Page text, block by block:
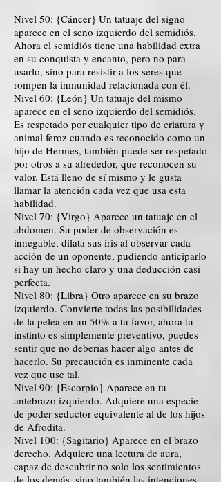
Nivel 50: {Cáncer} Un tatuaje del signo
aparece en el seno izquierdo del semidiós.
Ahora el semidiós tiene una habilidad extra
en su conquista y encanto, pero no para
usarlo, sino para resistir a los seres que
rompen la inmunidad relacionada con él.
Nivel 60: {León} Un tatuaje del mismo
aparece en el seno izquierdo del semidiós.
Es respetado por cualquier tipo de criatura y
animal feroz cuando es reconocido como un
hijo de Hermes, también puede ser respetado
por otros a su alrededor, que reconocen su
valor. Está lleno de sí mismo y le gusta
llamar la atención cada vez que usa esta
habilidad.
Nivel 70: {Virgo} Aparece un tatuaje en el
abdomen. Su poder de observación es
innegable, dilata sus iris al observar cada
acción de un oponente, pudiendo anticiparlo
si hay un hecho claro y una deducción casi
perfecta.
Nivel 80: {Libra} Otro aparece en su brazo
izquierdo. Convierte todas las posibilidades
de la pelea en un 50% a tu favor, ahora tu
instinto es simplemente preventivo, puedes
sentir que no deberías hacer algo antes de
hacerlo. Su precaución es inminente cada
vez que use tal.
Nivel 90: {Escorpio} Aparece en tu
antebrazo izquierdo. Adquiere una especie
de poder seductor equivalente al de los hijos
de Afrodita.
Nivel 100: {Sagitario} Aparece en el brazo
derecho. Adquiere una lectura de aura,
capaz de descubrir no solo los sentimientos
de los demás, sino también las intenciones.